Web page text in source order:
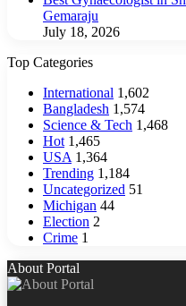
Gemaraju
July 18, 2026
Top Categories
International 1,602
Bangladesh 1,574
Science & Tech 1,468
Hot 1,465
USA 1,364
Trending 1,184
Uncategorized 51
Michigan 44
Election 2
Crime 1
About Portal